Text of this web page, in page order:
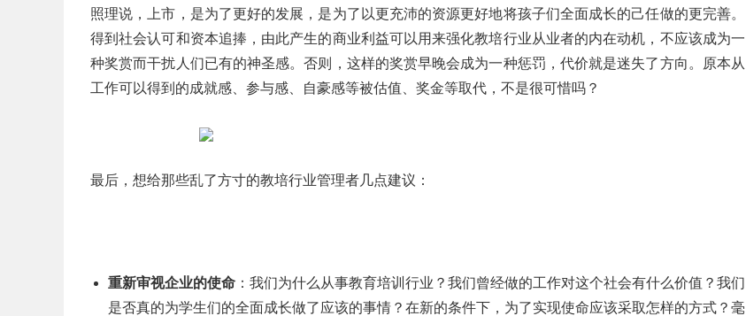
照理说，上市，是为了更好的发展，是为了以更充沛的资源更好地将孩子们全面成长的己任做的更完善。
得到社会认可和资本追捧，由此产生的商业利益可以用来强化教培行业从业者的内在动机，不应该成为一
种奖赏而干扰人们已有的神圣感。否则，这样的奖赏早晚会成为一种惩罚，代价就是迷失了方向。原本从
工作可以得到的成就感、参与感、自豪感等被估值、奖金等取代，不是很可惜吗？
最后，想给那些乱了方寸的教培行业管理者几点建议：
重新审视企业的使命 ：我们为什么从事教育培训行业？我们曾经做的工作对这个社会有什么价值？我们
是否真的为学生们的全面成长做了应该的事情？在新的条件下，为了实现使命应该采取怎样的方式？毫